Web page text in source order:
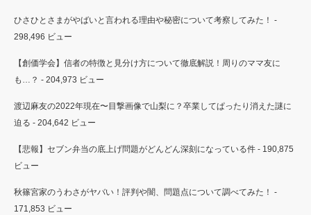
ひさひとさまがやばいと言われる理由や秘密について考察してみた！ -
298,496 ビュー
【創価学会】信者の特徴と見分け方について徹底解説！周りのママ友に
も…？ - 204,973 ビュー
渡辺麻友の2022年現在〜目撃画像で山梨に？卒業してぱったり消えた謎に
迫る - 204,642 ビュー
【悲報】セブン弁当の底上げ問題がどんどん深刻になっている件 - 190,875
ビュー
秋篠宮家のうわさがヤバい！評判や闇、問題点について調べてみた！ -
171,853 ビュー